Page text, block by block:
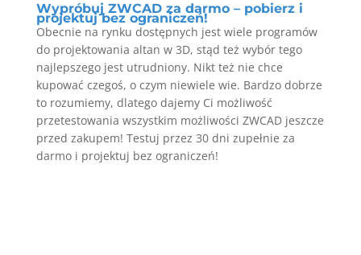
Wypróbuj ZWCAD za darmo – pobierz i
projektuj bez ograniczeń!
Obecnie na rynku dostępnych jest wiele programów
do projektowania altan w 3D, stąd też wybór tego
najlepszego jest utrudniony. Nikt też nie chce
kupować czegoś, o czym niewiele wie. Bardzo dobrze
to rozumiemy, dlatego dajemy Ci możliwość
przetestowania wszystkim możliwości ZWCAD jeszcze
przed zakupem! Testuj przez 30 dni zupełnie za
darmo i projektuj bez ograniczeń!